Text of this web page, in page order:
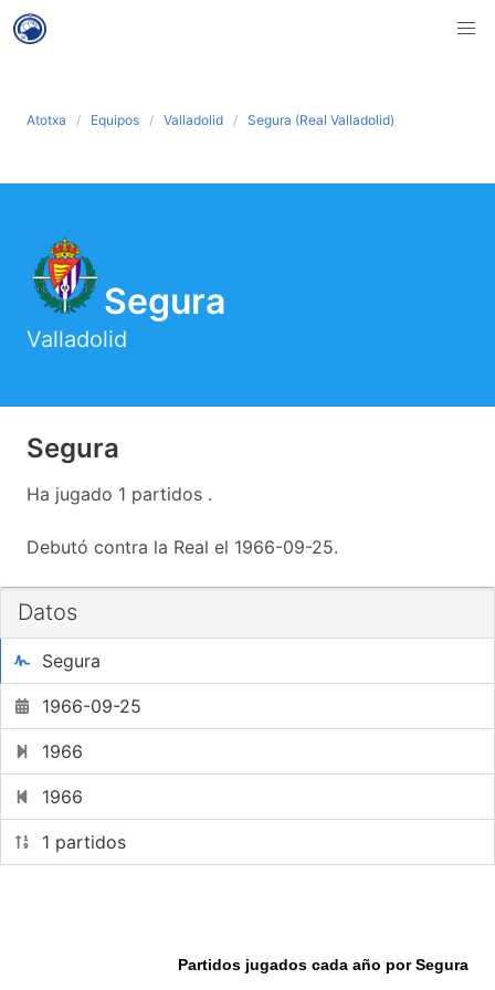
Atotxa Equipos Valladolid Segura (Real Valladolid)
Segura
Valladolid
Segura
Ha jugado 1 partidos .
Debutó contra la Real el 1966-09-25.
Datos
Segura
1966-09-25
1966
1966
1 partidos
Partidos jugados cada año por Segura